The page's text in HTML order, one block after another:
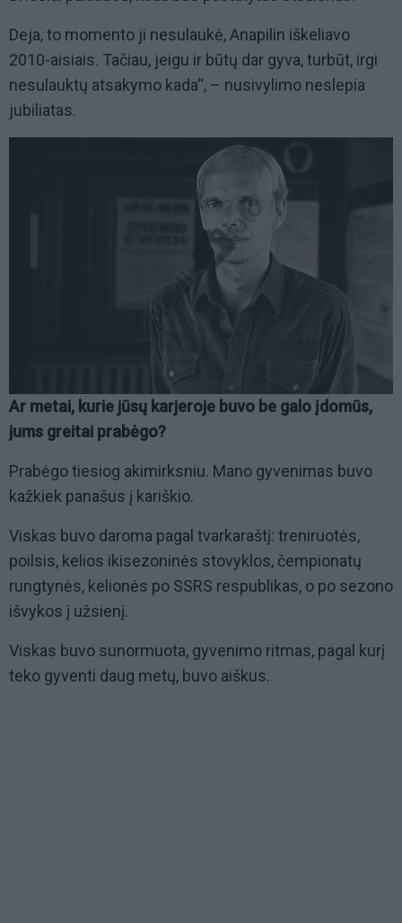
Deja, to momento ji nesulaukė, Anapilin iškeliavo
2010-aisiais. Tačiau, jeigu ir būtų dar gyva, turbūt, irgi
nesulauktų atsakymo kada“, – nusivylimo neslepia
jubiliatas.
Ar metai, kurie jūsų karjeroje buvo be galo įdomūs,
jums greitai prabėgo?
Prabėgo tiesiog akimirksniu. Mano gyvenimas buvo
kažkiek panašus į kariškio.
Viskas buvo daroma pagal tvarkaraštį: treniruotės,
poilsis, kelios ikisezoninės stovyklos, čempionatų
rungtynės, kelionės po SSRS respublikas, o po sezono
išvykos į užsienį.
Viskas buvo sunormuota, gyvenimo ritmas, pagal kurį
teko gyventi daug metų, buvo aiškus.